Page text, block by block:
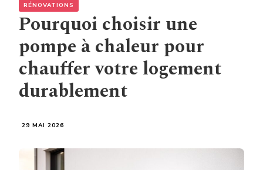
RÉNOVATIONS
Pourquoi choisir une
pompe à chaleur pour
chauffer votre logement
durablement
29 MAI 2026